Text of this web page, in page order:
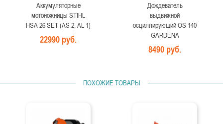
Аккумуляторные
мотоножницы STIHL
HSA 26 SET (AS 2, AL 1)
22990 руб.
Дождеватель
выдвижной
осциллирующий OS 140
GARDENA
8490 руб.
ПОХОЖИЕ ТОВАРЫ